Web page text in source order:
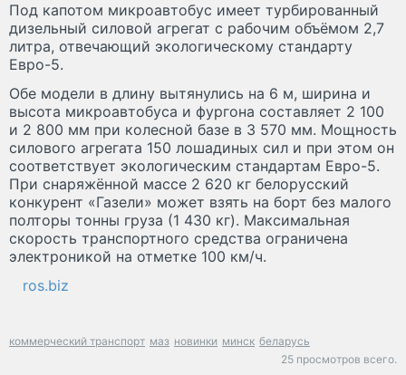
Под капотом микроавтобус имеет турбированный
дизельный силовой агрегат с рабочим объёмом 2,7
литра, отвечающий экологическому стандарту
Евро-5.
Обе модели в длину вытянулись на 6 м, ширина и
высота микроавтобуса и фургона составляет 2 100
и 2 800 мм при колесной базе в 3 570 мм. Мощность
силового агрегата 150 лошадиных сил и при этом он
соответствует экологическим стандартам Евро-5.
При снаряжённой массе 2 620 кг белорусский
конкурент «Газели» может взять на борт без малого
полторы тонны груза (1 430 кг). Максимальная
скорость транспортного средства ограничена
электроникой на отметке 100 км/ч.
ros.biz
коммерческий транспорт маз новинки минск беларусь
25 просмотров всего.